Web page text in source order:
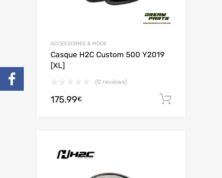
ACCESSOIRES & MODE
Casque H2C Custom 500 Y2019
[XL]
(0 reviews)
175.99€